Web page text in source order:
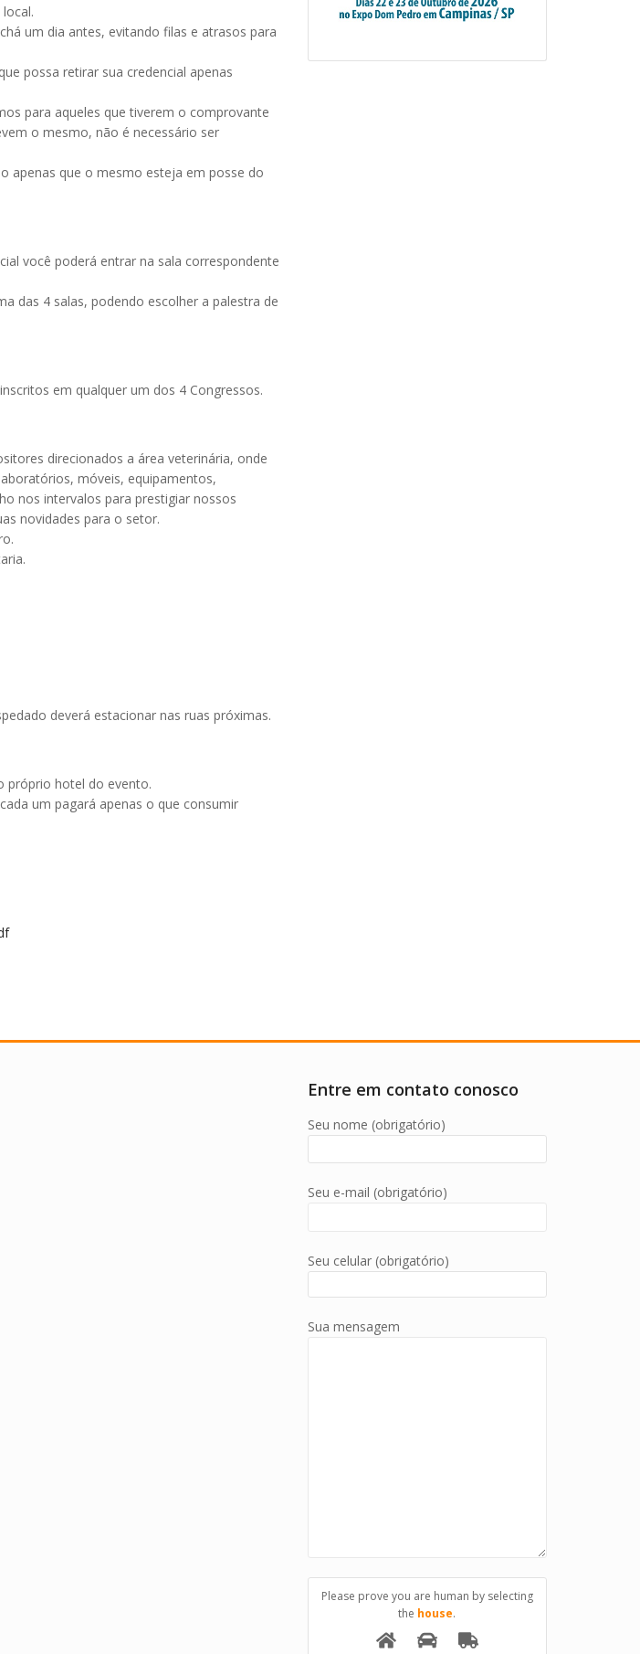
um dia antes, evitando filas e atrasos para
possa retirar sua credencial apenas
para aqueles que tiverem o comprovante
o mesmo, não é necessário ser
apenas que o mesmo esteja em posse do
você poderá entrar na sala correspondente
das 4 salas, podendo escolher a palestra de
em qualquer um dos 4 Congressos.
direcionados a área veterinária, onde
móveis, equipamentos,
nos intervalos para prestigiar nossos
novidades para o setor.
deverá estacionar nas ruas próximas.
próprio hotel do evento.
um pagará apenas o que consumir
Entre em contato conosco
Seu nome (obrigatório)
Seu e-mail (obrigatório)
Seu celular (obrigatório)
Sua mensagem
Please prove you are human by selecting
the house.